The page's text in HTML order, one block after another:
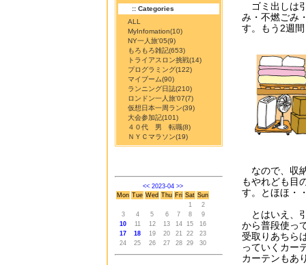
:: Categories
ALL
MyInfomation(10)
NY一人旅'05(9)
もろもろ雑記(653)
トライアスロン挑戦(14)
プログラミング(122)
マイブーム(90)
ランニング日誌(210)
ロンドン一人旅'07(7)
仮想日本一周ラン(39)
大会参加記(101)
４０代 男 転職(8)
ＮＹＣマラソン(19)
<< 2023-04 >>
Mon Tue Wed Thu Fri Sat Sun
1
2
3
4 5 6 7 8
9
10
11 12 13 14 15
16
17
18 19 20 21 22
23
24
25 26 27 28 29 30
ゴミ出しは
み・不燃ごみ
す。もう2週
なので、収
もやれども目
す。とほほ・
とはいえ、
から普段使っ
受取りあちら
っていくカー
カーテンもあ